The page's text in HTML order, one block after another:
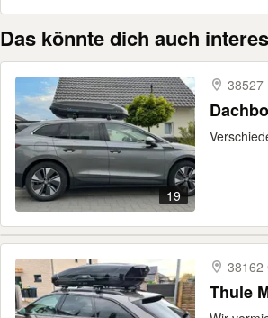
Das könnte dich auch
19
38527
38162
Thule